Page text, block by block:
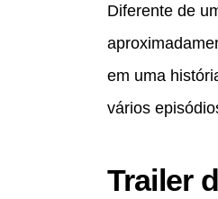
Diferente de
em uma
vários
Trailer